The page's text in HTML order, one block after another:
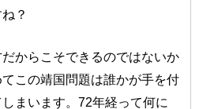
？
からこそできるのではないか
この靖国問題は誰かが手を付
まいます。72年経って何に